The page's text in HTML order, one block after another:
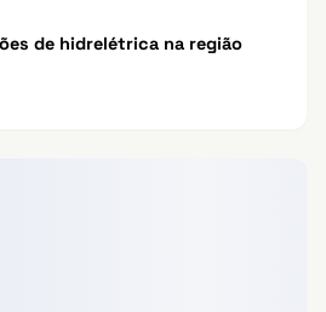
de hidrelétrica na região